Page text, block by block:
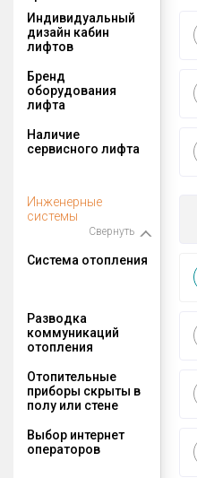
Индивидуальный
дизайн кабин
лифтов
Бренд
оборудования
лифта
Наличие
сервисного лифта
Инженерные
системы
Свернуть
Система отопления
Разводка
коммуникаций
отопления
Отопительные
приборы скрыты в
полу или стене
Выбор интернет
операторов